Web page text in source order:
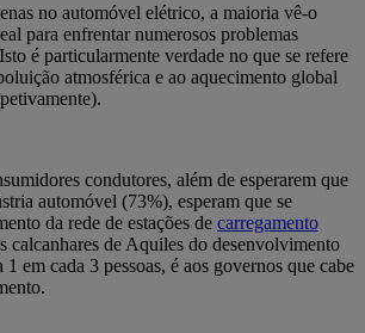
no automóvel elétrico, a maioria vê-o
para enfrentar numerosos problemas
é particularmente verdade no que se refere
atmosférica e ao aquecimento global
condutores, além de esperarem que
automóvel (73%), esperam que se
da rede de estações de carregamento
calcanhares de Aquiles do desenvolvimento
em cada 3 pessoas, é aos governos que cabe